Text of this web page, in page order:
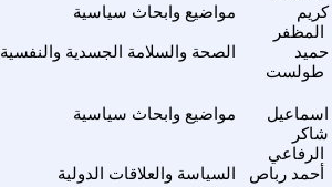
مواضيع وابحاث سياسية
كريم
المظفر
الصحة والسلامة الجسدية والنفسية
حميد
طولست
مواضيع وابحاث سياسية
اسماعيل
شاكر
الرفاعي
السياسة والعلاقات الدولية أحمد رباص